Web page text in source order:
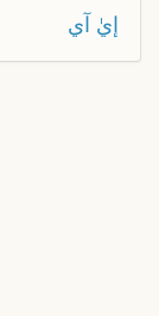
إيٰ آي